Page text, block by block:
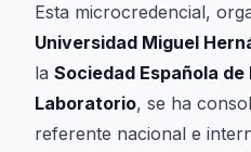
Esta microcredencial,
Universidad Miguel
la Sociedad Española
Laboratorio, se ha
referente nacional e